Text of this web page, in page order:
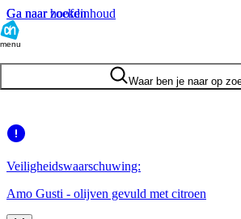
Ga naar hoofdinhoud
Ga naar zoeken
menu
Waar ben je naar op
Veiligheidswaarschuwing:
Amo Gusti - olijven gevuld met citroen